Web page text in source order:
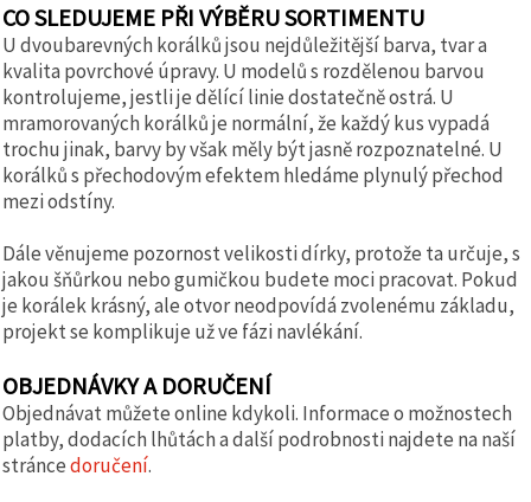
CO SLEDUJEME PŘI VÝBĚRU SORTIMENTU
U dvoubarevných korálků jsou nejdůležitější barva, tvar a
kvalita povrchové úpravy. U modelů s rozdělenou barvou
kontrolujeme, jestli je dělící linie dostatečně ostrá. U
mramorovaných korálků je normální, že každý kus vypadá
trochu jinak, barvy by však měly být jasně rozpoznatelné. U
korálků s přechodovým efektem hledáme plynulý přechod
mezi odstíny.
Dále věnujeme pozornost velikosti dírky, protože ta určuje, s
jakou šňůrkou nebo gumičkou budete moci pracovat. Pokud
je korálek krásný, ale otvor neodpovídá zvolenému základu,
projekt se komplikuje už ve fázi navlékání.
OBJEDNÁVKY A DORUČENÍ
Objednávat můžete online kdykoli. Informace o možnostech
platby, dodacích lhůtách a další podrobnosti najdete na naší
stráncedoručení.